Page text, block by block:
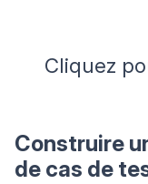
Cliquez
Construire
de cas de